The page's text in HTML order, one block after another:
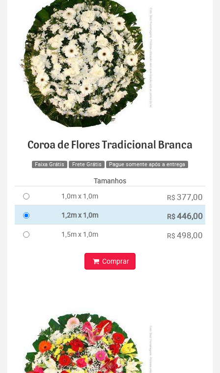
Coroa de Flores Tradicional Branca
Faixa Grátis Frete Grátis Pague somente após a entrega
Tamanhos
1,0m x 1,0m
R$ 377,00
1,2m x 1,0m R$446,00
1,5m x 1,0m R$ 498,00
Comprar